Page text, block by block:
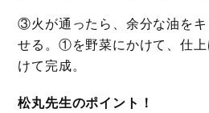
③火が通ったら、余分な油を
せる。①を野菜にかけて、仕
けて完成。
松丸先生のポイント！